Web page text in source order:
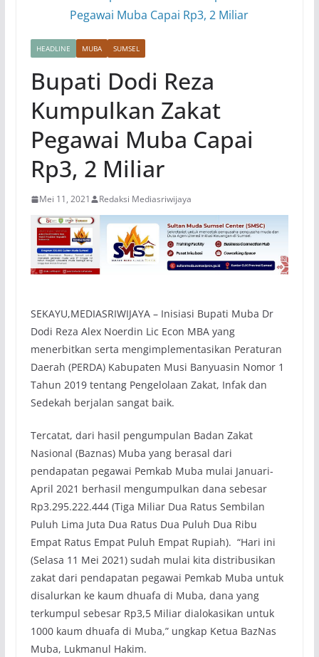
HEADLINE MUBA SUMSEL
Bupati Dodi Reza
Kumpulkan Zakat
Pegawai Muba Capai
Rp3, 2 Miliar
Mei 11, 2021 Redaksi Mediasriwijaya
SEKAYU,MEDIASRIWIJAYA – Inisiasi Bupati Muba Dr
Dodi Reza Alex Noerdin Lic Econ MBA yang
menerbitkan serta mengimplementasikan Peraturan
Daerah (PERDA) Kabupaten Musi Banyuasin Nomor 1
Tahun 2019 tentang Pengelolaan Zakat, Infak dan
Sedekah berjalan sangat baik.
Tercatat, dari hasil pengumpulan Badan Zakat
Nasional (Baznas) Muba yang berasal dari
pendapatan pegawai Pemkab Muba mulai Januari-
April 2021 berhasil mengumpulkan dana sebesar
Rp3.295.222.444 (Tiga Miliar Dua Ratus Sembilan
Puluh Lima Juta Dua Ratus Dua Puluh Dua Ribu
Empat Ratus Empat Puluh Empat Rupiah). “Hari ini
(Selasa 11 Mei 2021) sudah mulai kita distribusikan
zakat dari pendapatan pegawai Pemkab Muba untuk
disalurkan ke kaum dhuafa di Muba, dana yang
terkumpul sebesar Rp3,5 Miliar dialokasikan untuk
1000 kaum dhuafa di Muba,” ungkap Ketua BazNas
Muba, Lukmanul Hakim.